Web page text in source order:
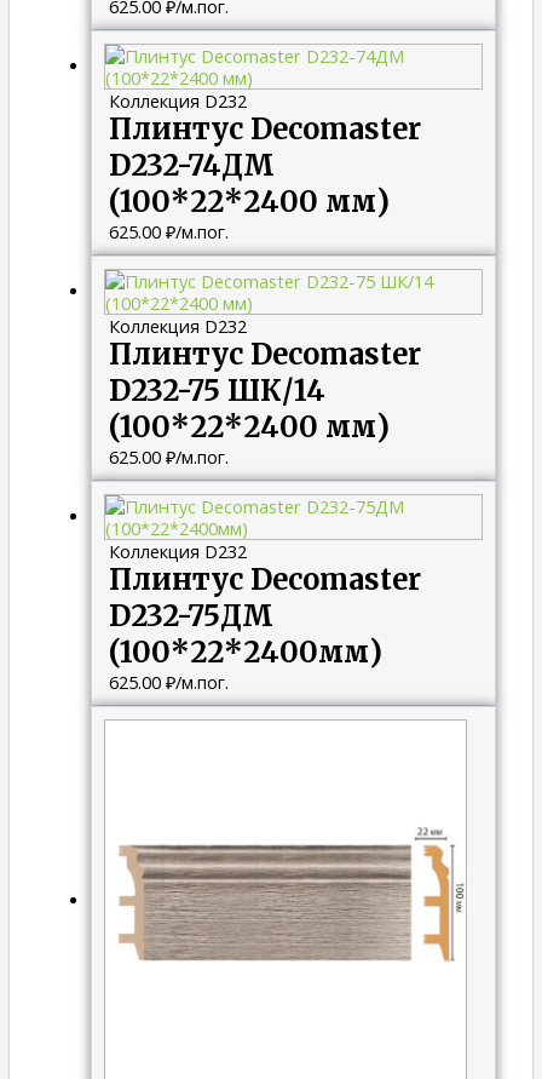
625.00 ₽/м.пог.
Коллекция D232
Плинтус Decomaster
D232-74ДМ
(100*22*2400 мм)
625.00 ₽/м.пог.
Коллекция D232
Плинтус Decomaster
D232-75 ШК/14
(100*22*2400 мм)
625.00 ₽/м.пог.
Коллекция D232
Плинтус Decomaster
D232-75ДМ
(100*22*2400мм)
625.00 ₽/м.пог.